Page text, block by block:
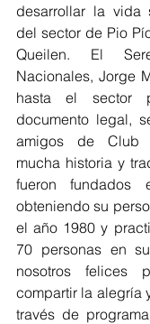
desarrollar la vida
del sector de Pio
Queilen. El
Nacionales, Jorge
hasta el sector
documento legal,
amigos de Club
mucha historia y
fueron
obteniendo su
el año 1980 y
70 personas en
nosotros felices
compartir la alegría
través de